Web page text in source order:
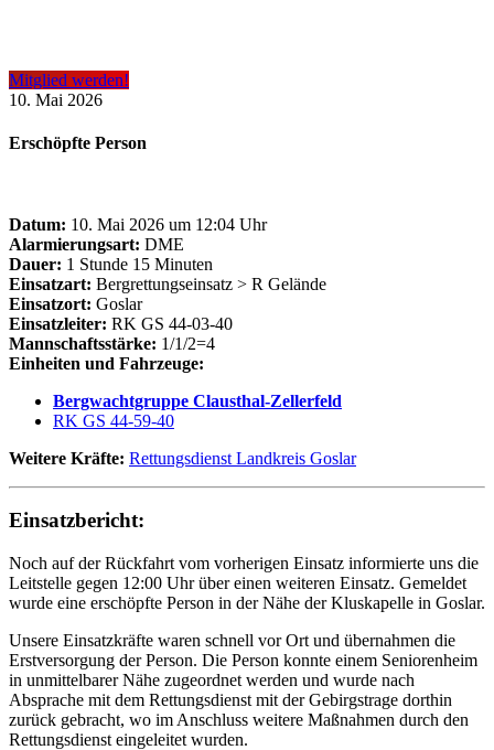
Mitglied werden!
10. Mai 2026
Erschöpfte Person
Datum: 10. Mai 2026 um 12:04 Uhr
Alarmierungsart: DME
Dauer: 1 Stunde 15 Minuten
Einsatzart: Bergrettungseinsatz > R Gelände
Einsatzort: Goslar
Einsatzleiter: RK GS 44-03-40
Mannschaftsstärke: 1/1/2=4
Einheiten und Fahrzeuge:
Bergwachtgruppe Clausthal-Zellerfeld
RK GS 44-59-40
Weitere Kräfte: Rettungsdienst Landkreis Goslar
Einsatzbericht:
Noch auf der Rückfahrt vom vorherigen Einsatz informierte uns die
Leitstelle gegen 12:00 Uhr über einen weiteren Einsatz. Gemeldet
wurde eine erschöpfte Person in der Nähe der Kluskapelle in Goslar.
Unsere Einsatzkräfte waren schnell vor Ort und übernahmen die
Erstversorgung der Person. Die Person konnte einem Seniorenheim
in unmittelbarer Nähe zugeordnet werden und wurde nach
Absprache mit dem Rettungsdienst mit der Gebirgstrage dorthin
zurück gebracht, wo im Anschluss weitere Maßnahmen durch den
Rettungsdienst eingeleitet wurden.